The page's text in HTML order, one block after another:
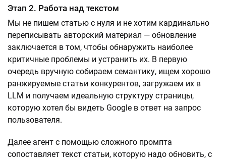
Этап 2. Работа над текстом
Мы не пишем статью с нуля и не хотим кардинально
переписывать авторский материал — обновление
заключается в том, чтобы обнаружить наиболее
критичные проблемы и устранить их. В первую
очередь вручную собираем семантику, ищем хорошо
ранжируемые статьи конкурентов, загружаем их в
LLM и получаем идеальную структуру страницы,
которую хотел бы видеть Google в ответ на запрос
пользователя.
Далее агент с помощью сложного промпта
сопоставляет текст статьи, которую надо обновить, с